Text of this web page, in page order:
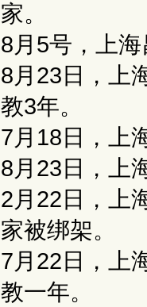
家。
8月5号，上
8月23日，上
教3年。
7月18日，上
8月23日，上
2月22日，上
家被绑架。
7月22日，上
教一年。